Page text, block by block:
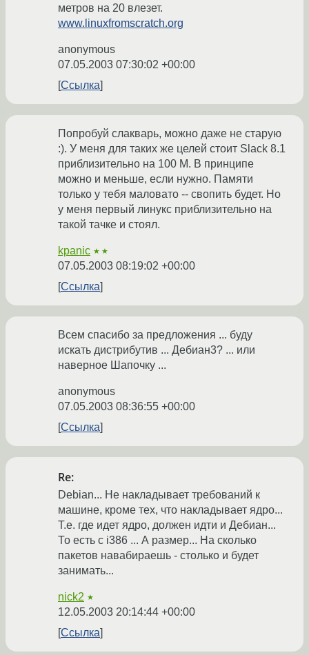
метров на 20 влезет.
www.linuxfromscratch.org
anonymous
07.05.2003 07:30:02 +00:00
Ссылка
Попробуй слакварь, можно даже не старую
:). У меня для таких же целей стоит Slack 8.1
приблизительно на 100 M. В принципе
можно и меньше, если нужно. Памяти
только у тебя маловато -- свопить будет. Но
у меня первый линукс приблизительно на
такой тачке и стоял.
kpanic ★★
07.05.2003 08:19:02 +00:00
Ссылка
Всем спасибо за предложения ... буду
искать дистрибутив ... Дебиан3? ... или
наверное Шапочку ...
anonymous
07.05.2003 08:36:55 +00:00
Ссылка
Re:
Debian... Не накладывает требований к
машине, кроме тех, что накладывает ядро...
Т.е. где идет ядро, должен идти и Дебиан...
То есть с i386 ... А размер... На сколько
пакетов навабираешь - столько и будет
занимать...
nick2 ★
12.05.2003 20:14:44 +00:00
Ссылка